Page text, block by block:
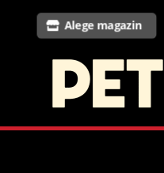
Alege magazin